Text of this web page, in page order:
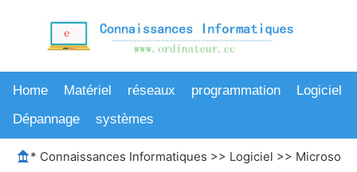
Home Matériel réseaux programmation
Logiciel
Dépannage
systèmes
* Connaissances Informatiques >> Logiciel >> Microsoft